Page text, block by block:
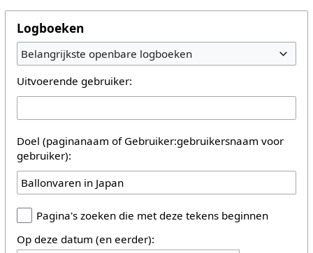
Logboeken
Belangrijkste openbare logboeken
Uitvoerende gebruiker:
Doel (paginanaam of Gebruiker:gebruikersnaam voor
gebruiker):
Pagina's zoeken die met deze tekens beginnen
Op deze datum (en eerder):